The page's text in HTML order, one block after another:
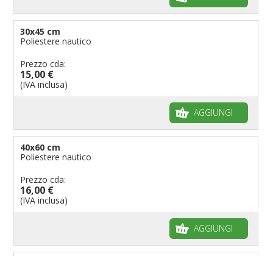
pennoni per bandiere
30x45 cm
Poliestere nautico
Prezzo cda:
15,00 €
(IVA inclusa)
AGGIUNGI
40x60 cm
Poliestere nautico
Prezzo cda:
16,00 €
(IVA inclusa)
AGGIUNGI